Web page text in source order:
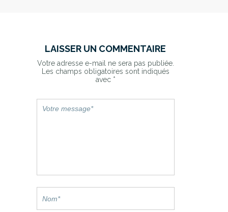
LAISSER UN COMMENTAIRE
Votre adresse e-mail ne sera pas publiée.
Les champs obligatoires sont indiqués
avec *